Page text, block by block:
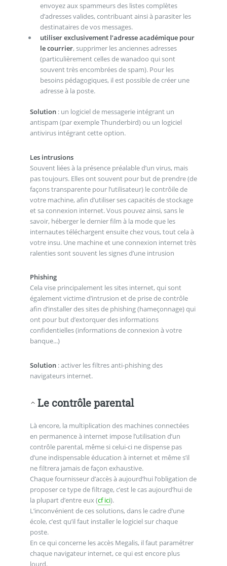
envoyez aux spammeurs des listes complètes
d’adresses valides, contribuant ainsi à parasiter les
destinataires de vos messages.
utiliser exclusivement l’adresse académique pour
le courrier, supprimer les anciennes adresses
(particulièrement celles de wanadoo qui sont
souvent très encombrées de spam). Pour les
besoins pédagogiques, il est possible de créer une
adresse à la poste.
Solution: un logiciel de messagerie intégrant un
antispam (par exemple Thunderbird) ou un logiciel
antivirus intégrant cette option.
Les intrusions
Souvent liées à la présence préalable d’un virus, mais
pas toujours. Elles ont souvent pour but de prendre (de
façons transparente pour l’utilisateur) le contrôile de
votre machine, afin d’utiliser ses capacités de stockage
et sa connexion internet. Vous pouvez ainsi, sans le
savoir, héberger le dernier film à la mode que les
internautes téléchargent ensuite chez vous, tout cela à
votre insu. Une machine et une connexion internet très
ralenties sont souvent les signes d’une intrusion
Phishing
Cela vise principalement les sites internet, qui sont
également victime d’intrusion et de prise de contrôle
afin d’installer des sites de phishing (hameçonnage) qui
ont pour but d’extorquer des informations
confidentielles (informations de connexion à votre
banque...)
Solution: activer les filtres anti-phishing des
navigateurs internet.
Le contrôle parental
Là encore, la multiplication des machines connectées
en permanence à internet impose l’utilisation d’un
contrôle parental, même si celui-ci ne dispense pas
d’une indispensable éducation à internet et même s’il
ne filtrera jamais de façon exhaustive.
Chaque fournisseur d’accès à aujourd’hui l’obligation de
proposer ce type de filtrage, c’est le cas aujourd’hui de
la plupart d’entre eux (cf ici).
L’inconvénient de ces solutions, dans le cadre d’une
école, c’est qu’il faut installer le logiciel sur chaque
poste.
En ce qui concerne les accès Megalis, il faut paramétrer
chaque navigateur internet, ce qui est encore plus
lourd.